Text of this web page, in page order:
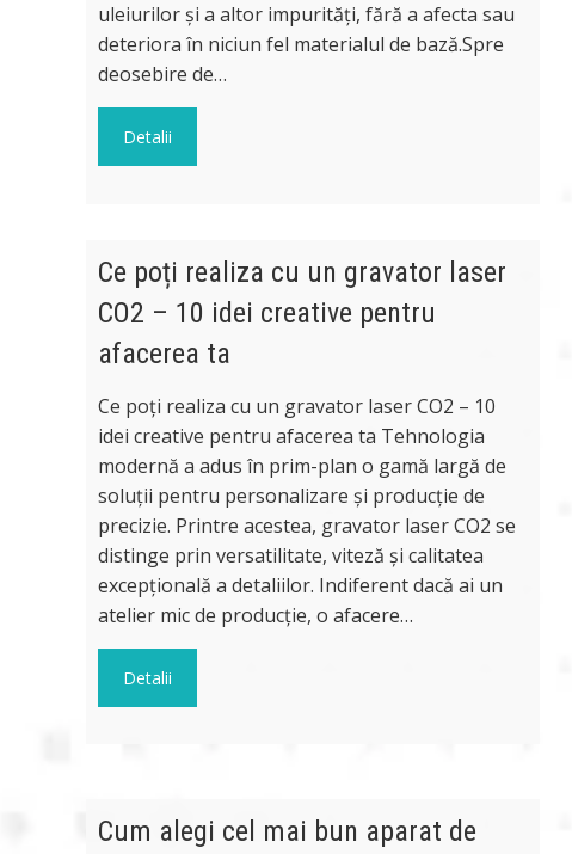
uleiurilor și a altor impurități, fără a afecta sau
deteriora în niciun fel materialul de bază.Spre
deosebire de…
Detalii
Ce poți realiza cu un gravator laser
CO2 – 10 idei creative pentru
afacerea ta
Ce poți realiza cu un gravator laser CO2 – 10
idei creative pentru afacerea ta Tehnologia
modernă a adus în prim-plan o gamă largă de
soluții pentru personalizare și producție de
precizie. Printre acestea, gravator laser CO2 se
distinge prin versatilitate, viteză și calitatea
excepțională a detaliilor. Indiferent dacă ai un
atelier mic de producție, o afacere…
Detalii
Cum alegi cel mai bun aparat de